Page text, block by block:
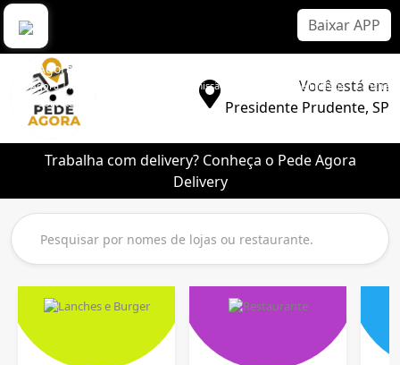
Pede Agora Delivery
Pede Agora | Aplicativo Delivery Sem Comissão | Melhor App de Entrega | Lanche |
Pizza | Sorvete | Bebidas
Baixar APP
Você está em
Presidente Prudente, SP
Trabalha com delivery? Conheça o Pede Agora
Delivery